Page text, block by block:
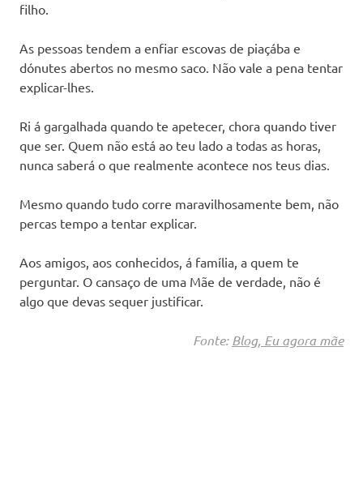
filho.
As pessoas tendem a enfiar escovas de piaçába e
dónutes abertos no mesmo saco. Não vale a pena tentar
explicar-lhes.
Ri á gargalhada quando te apetecer, chora quando tiver
que ser. Quem não está ao teu lado a todas as horas,
nunca saberá o que realmente acontece nos teus dias.
Mesmo quando tudo corre maravilhosamente bem, não
percas tempo a tentar explicar.
Aos amigos, aos conhecidos, á família, a quem te
perguntar. O cansaço de uma Mãe de verdade, não é
algo que devas sequer justificar.
Fonte:Blog, Eu agora mãe